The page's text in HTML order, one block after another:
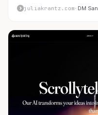
juliakrantz.com· DM